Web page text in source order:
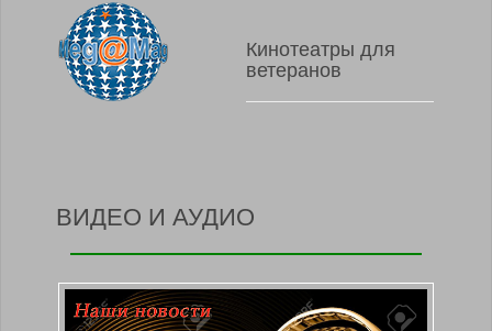
Кинотеатры для
ветеранов
ВИДЕО И АУДИО